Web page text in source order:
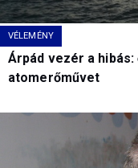
VÉLEMÉNY
Árpád vezér a
atomerőművet